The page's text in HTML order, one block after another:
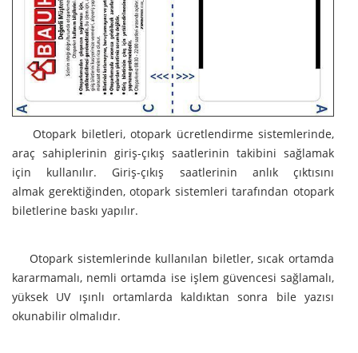
Otopark biletleri, otopark ücretlendirme sistemlerinde,
araç sahiplerinin giriş-çıkış saatlerinin takibini sağlamak
için kullanılır. Giriş-çıkış saatlerinin anlık çıktısını
almak gerektiğinden, otopark sistemleri tarafından otopark
biletlerine baskı yapılır.
Otopark sistemlerinde kullanılan biletler, sıcak ortamda
kararmamalı, nemli ortamda ise işlem güvencesi sağlamalı,
yüksek UV ışınlı ortamlarda kaldıktan sonra bile yazısı
okunabilir olmalıdır.